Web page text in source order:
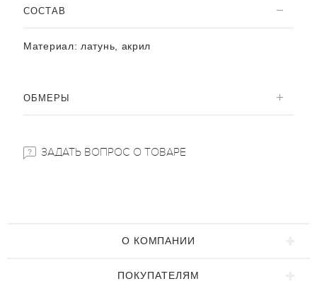
CОСТАВ
Материал: латунь, акрил
ОБМЕРЫ
ЗАДАТЬ ВОПРОС О ТОВАРЕ
О КОМПАНИИ
ПОКУПАТЕЛЯМ